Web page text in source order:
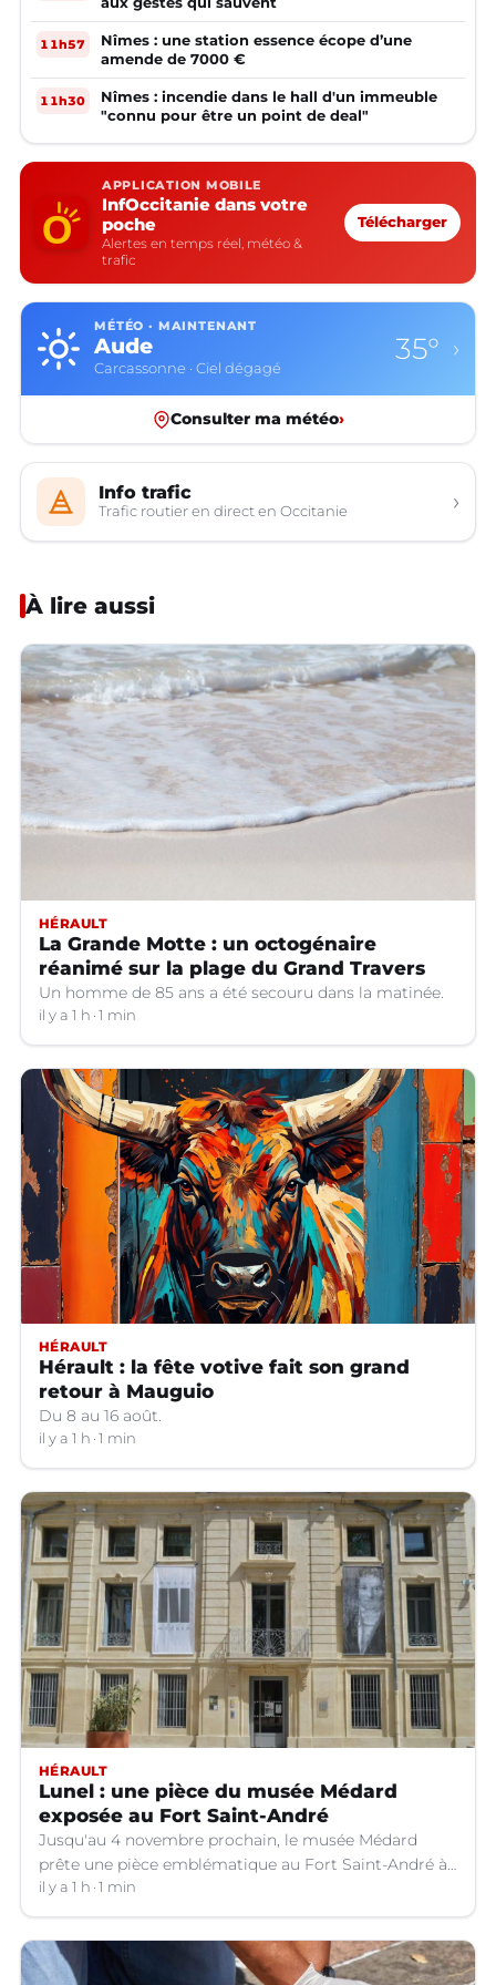
11h57
Nîmes : une station essence écope d’une
amende de 7000 €
11h30
Nîmes : incendie dans le hall d'un immeuble
"connu pour être un point de deal"
APPLICATION MOBILE
InfOccitanie dans votre
poche
Alertes en temps réel, météo &
trafic
Télécharger
MÉTÉO · MAINTENANT
Aude
Carcassonne · Ciel dégagé
35° ›
Consulter ma météo›
Info trafic
Trafic routier en direct en Occitanie ›
À lire aussi
HÉRAULT
La Grande Motte : un octogénaire
réanimé sur la plage du Grand Travers
Un homme de 85 ans a été secouru dans la matinée.
il y a 1 h 1 min
HÉRAULT
Hérault : la fête votive fait son grand
retour à Mauguio
Du 8 au 16 août.
il y a 1 h 1 min
HÉRAULT
Lunel : une pièce du musée Médard
exposée au Fort Saint-André
Jusqu'au 4 novembre prochain, le musée Médard
prête une pièce emblématique au Fort Saint-André à
Villeneuve-lez-Avignon (Gard).
il y a 1 h 1 min